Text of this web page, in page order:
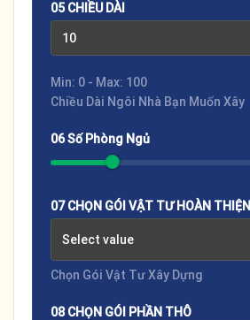
05 CHIỀU DÀI
Min: 0 - Max: 100
Chiều Dài Ngôi Nhà Bạn Muốn Xây
06 Số Phòng Ngủ
07 CHỌN GÓI VẬT TƯ HOÀN THIỆN
Select value
Chọn Gói Vật Tư Xây Dựng
08 CHỌN GÓI PHẦN THÔ